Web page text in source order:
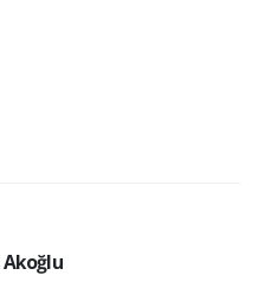
Akoğlu